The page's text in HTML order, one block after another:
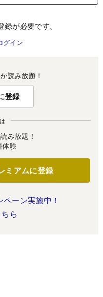
が必要です。
グイン
読み放題！
登録
み放題！
体験
ミアムに登録
ーン実施中！
ら